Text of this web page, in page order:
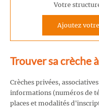
Votre
Ajoutez
Trouver sa crèche
Crèches privées,
informations (numéros de
places et modalités